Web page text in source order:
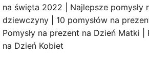
na święta 2022 | Najlepsze pomysły
dziewczyny | 10 pomysłów na
Pomysły na prezent na Dzień Matki |
na Dzień Kobiet